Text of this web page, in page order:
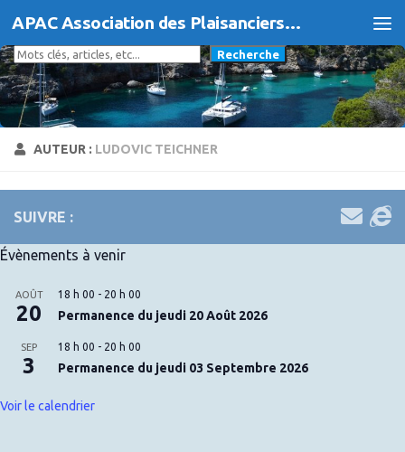
Skip to content APAC Association des Plaisanciers d'Agde et du Cap
Rechercher
Recherche
AUTEUR : LUDOVIC TEICHNER
SUIVRE :
Évènements à venir
AOÛT
20
18 h 00 - 20 h 00
Permanence du jeudi 20 Août 2026
SEP
3
18 h 00 - 20 h 00
Permanence du jeudi 03 Septembre 2026
Voir le calendrier